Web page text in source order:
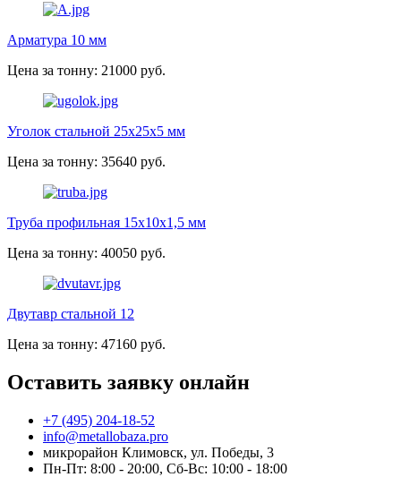
Арматура 10 мм
Цена за тонну: 21000 руб.
Уголок стальной 25х25х5 мм
Цена за тонну: 35640 руб.
Труба профильная 15х10х1,5 мм
Цена за тонну: 40050 руб.
Двутавр стальной 12
Цена за тонну: 47160 руб.
Оставить заявку онлайн
+7 (495) 204-18-52
info@metallobaza.pro
микрорайон Климовск, ул. Победы, 3
Пн-Пт: 8:00 - 20:00, Сб-Вс: 10:00 - 18:00